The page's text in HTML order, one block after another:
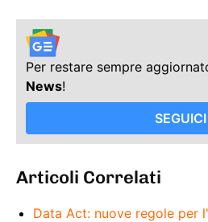
Per restare sempre
News!
SEGUICI
Articoli Correlati
Data Act: nuove regole per